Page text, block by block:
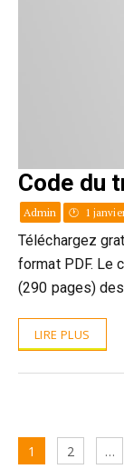
Code du
Admin 1
Téléchargez
format PDF. Le
(290 pages)
LIRE PLUS
Page
1 Page
2 …